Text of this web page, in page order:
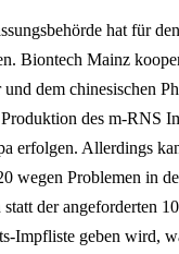
hat für
Biontech Mainz
dem chinesischen
des m-RNS
erfolgen. Allerdings
wegen Problemen in
der angeforderten
Impfliste geben wird,